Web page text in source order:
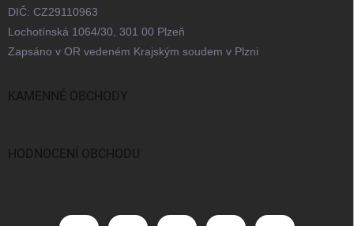
DIČ: CZ29110963
Lochotínská 1064/30, 301 00 Plzeň
Zapsáno v OR vedeném Krajským soudem v Plzni
KAMENNÉ OBCHODY
Praha
HODNOCENÍ OBCHODU